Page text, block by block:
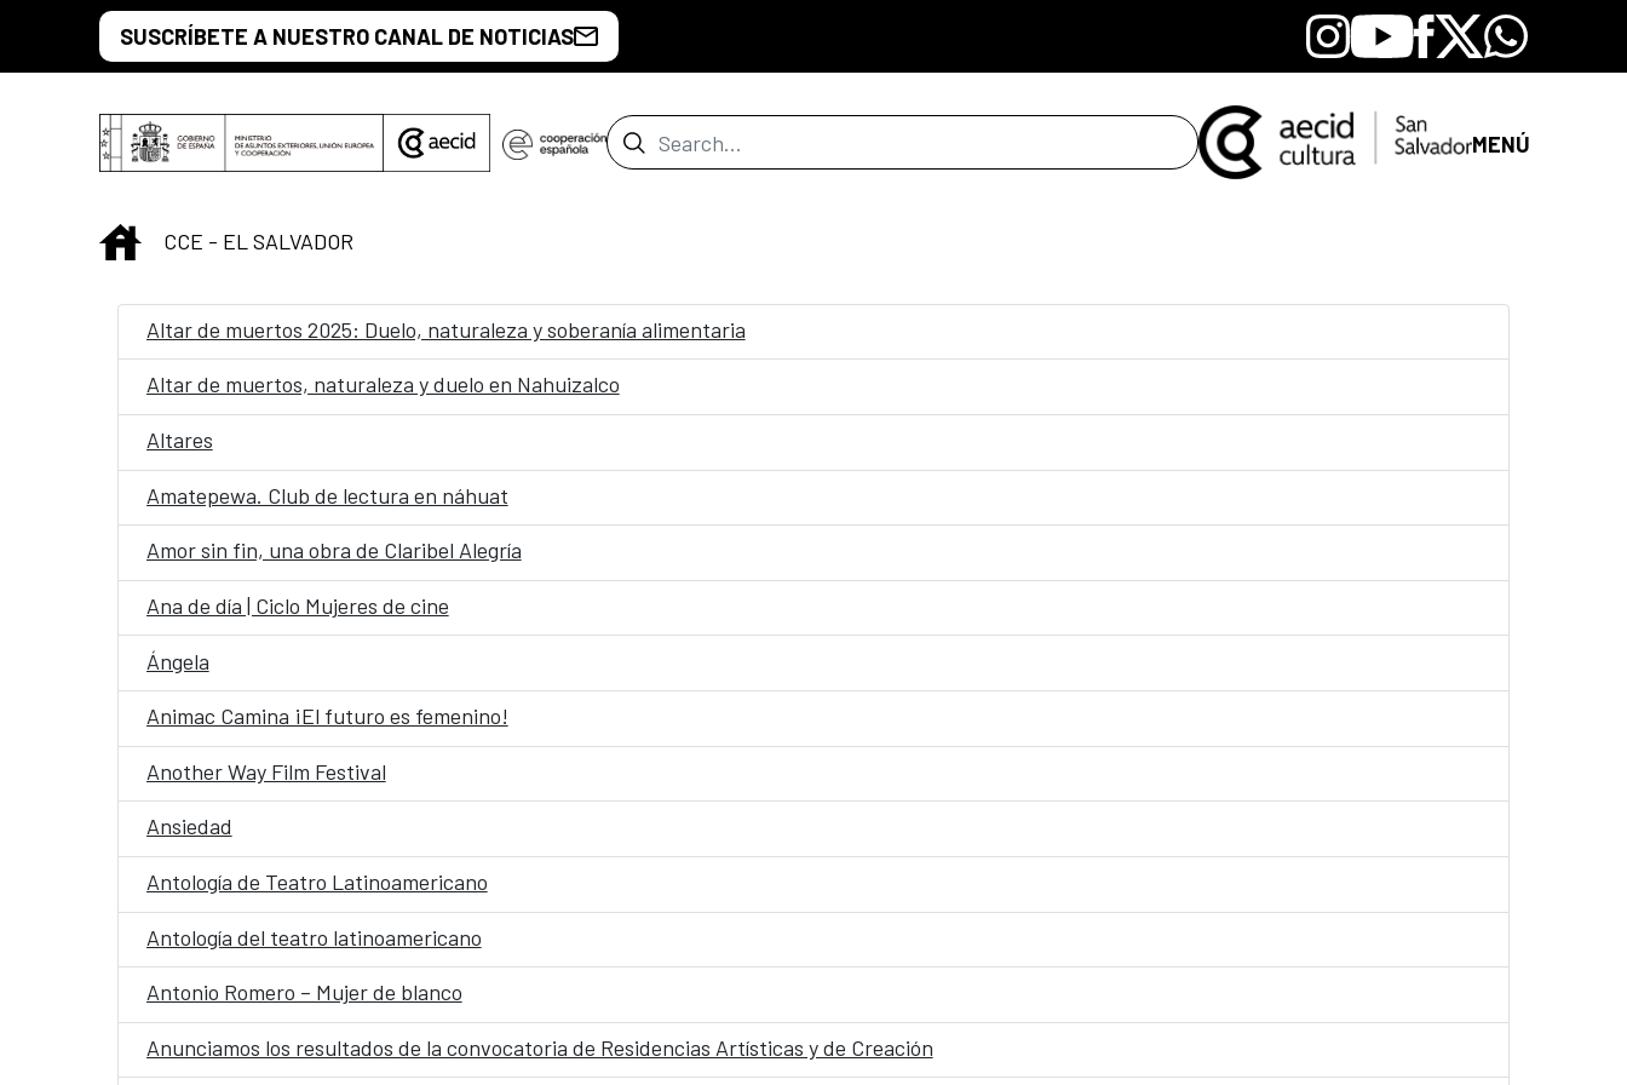
Skip to Main ContentSUSCRÍBETE A NUESTRO CANAL DE NOTICIAS Instagram
YoutubeFacebook
X Whatsapp
Search Bar MENÚ
INICIO
CCE - EL SALVADOR
Altar de muertos 2025: Duelo, naturaleza y soberanía alimentaria
Altar de muertos, naturaleza y duelo en Nahuizalco
Altares
Amatepewa. Club de lectura en náhuat
Amor sin fin, una obra de Claribel Alegría
Ana de día | Ciclo Mujeres de cine
Ángela
Animac Camina ¡El futuro es femenino!
Another Way Film Festival
Ansiedad
Antología de Teatro Latinoamericano
Antología del teatro latinoamericano
Antonio Romero – Mujer de blanco
Anunciamos los resultados de la convocatoria de Residencias Artísticas y de Creación